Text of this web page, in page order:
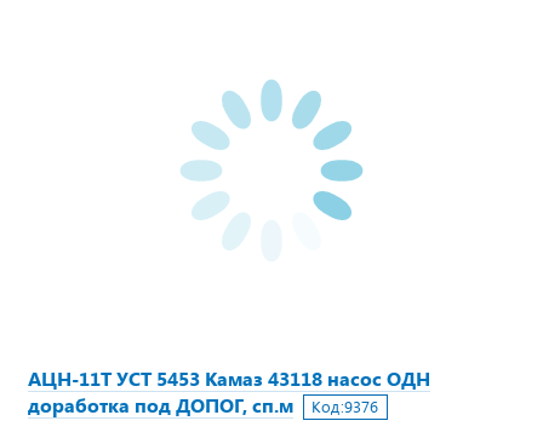
АЦН-11Т УСТ 5453 Камаз 43118 насос ОДН
доработка под ДОПОГ, сп.м
Код:9376